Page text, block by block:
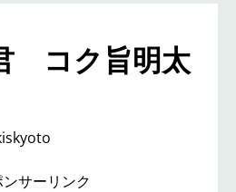
コク旨明太
ンサーリンク